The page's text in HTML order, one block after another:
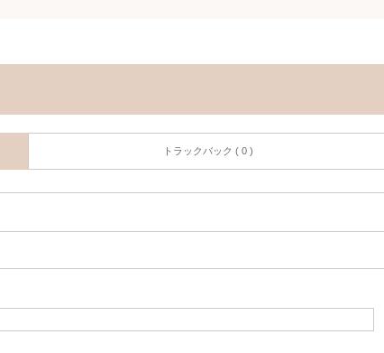
トラックバック ( 0 )